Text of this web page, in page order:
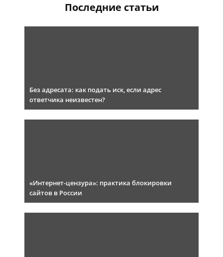
Последние статьи
Без адресата: как подать иск, если адрес
ответчика неизвестен?
«Интернет-цензура»: практика блокировки
сайтов в России